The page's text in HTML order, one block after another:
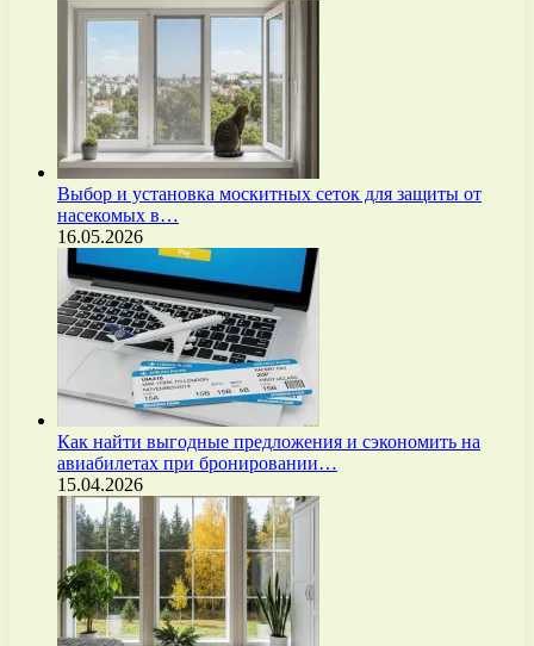
Выбор и установка москитных сеток для защиты от
насекомых в…
16.05.2026
Как найти выгодные предложения и сэкономить на
авиабилетах при бронировании…
15.04.2026